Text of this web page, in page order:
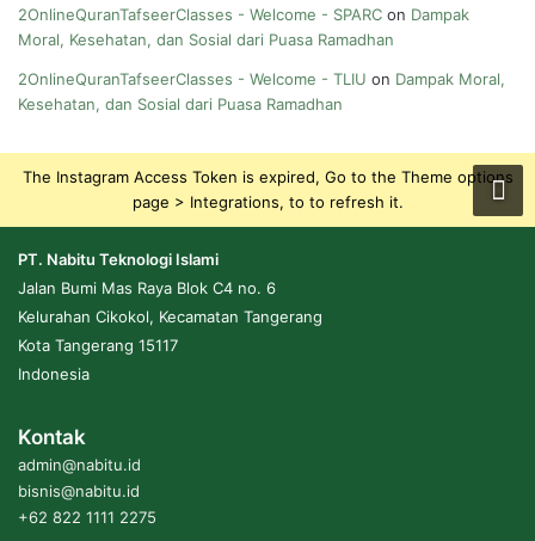
2OnlineQuranTafseerClasses - Welcome - SPARC on Dampak
Moral, Kesehatan, dan Sosial dari Puasa Ramadhan
2OnlineQuranTafseerClasses - Welcome - TLIU on Dampak Moral,
Kesehatan, dan Sosial dari Puasa Ramadhan
The Instagram Access Token is expired, Go to the Theme options
page > Integrations, to to refresh it.
PT. Nabitu Teknologi Islami
Jalan Bumi Mas Raya Blok C4 no. 6
Kelurahan Cikokol, Kecamatan Tangerang
Kota Tangerang 15117
Indonesia
Kontak
admin@nabitu.id
bisnis@nabitu.id
+62 822 1111 2275